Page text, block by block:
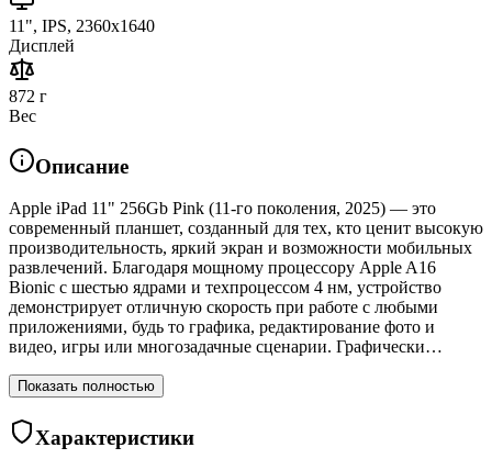
11", IPS, 2360x1640
Дисплей
872 г
Вес
Описание
Apple iPad 11" 256Gb Pink (11-го поколения, 2025) — это
современный планшет, созданный для тех, кто ценит высокую
производительность, яркий экран и возможности мобильных
развлечений. Благодаря мощному процессору Apple A16
Bionic с шестью ядрами и техпроцессом 4 нм, устройство
демонстрирует отличную скорость при работе с любыми
приложениями, будь то графика, редактирование фото и
видео, игры или многозадачные сценарии. Графически…
Показать полностью
Характеристики